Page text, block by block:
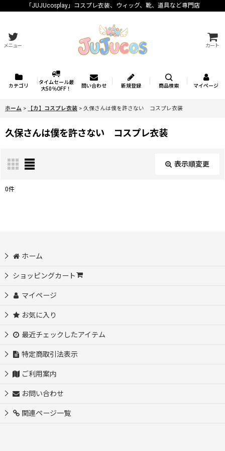
「JUJUcosplay」コスプレ衣装、ウィッグ、靴、道具など専門店
メニュー カート
カテゴリ
タイムセール最
大50％OFF！
問い合わせ 新規登録 商品検索 マイページ
ホーム > 【カ】コスプレ衣装 > 久保さんは僕を許さない コスプレ衣装
久保さんは僕を許さない コスプレ衣装
表示順変更
0件
ホーム
ショッピングカート
マイページ
お気に入り
最近チェックしたアイテム
特定商取引法表示
ご利用案内
お問い合わせ
関連ページ一覧